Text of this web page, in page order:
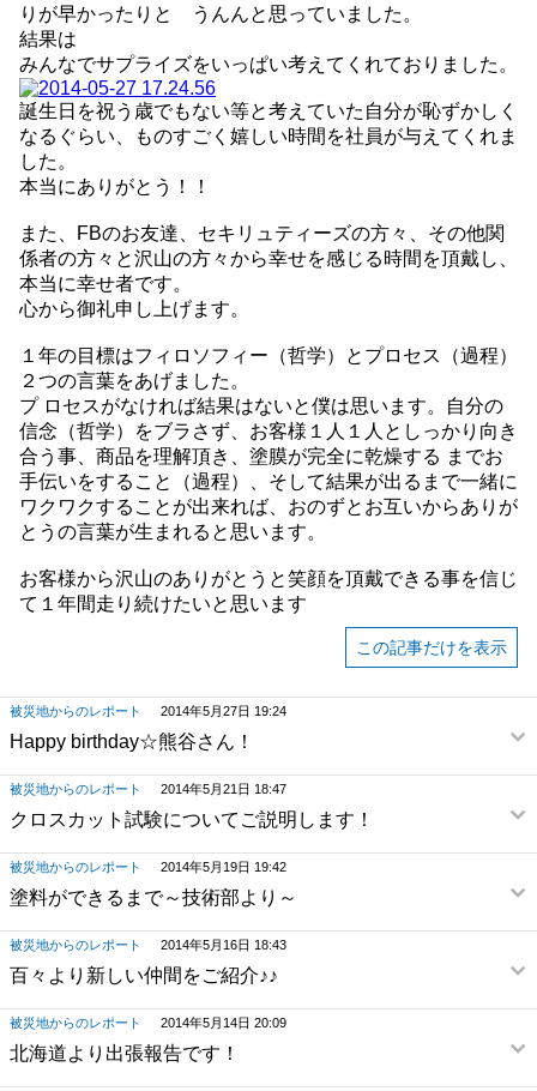
りが早かったりと うんんと思っていました。
結果は
みんなでサプライズをいっぱい考えてくれておりました。
誕生日を祝う歳でもない等と考えていた自分が恥ずかしく
なるぐらい、ものすごく嬉しい時間を社員が与えてくれま
した。
本当にありがとう！！
また、 FBのお友達、セキリュティーズの方々、その他関
係者の方々と沢山の方々から幸せを感じる時間を頂戴し、
本当に幸せ者です。
心から御礼申し上げます。
１年の目標はフィロソフィー（哲学）とプロセス（過程）
２つの言葉をあげました。
プ ロセスがなければ結果はないと僕は思います。自分の
信念（哲学）をブラさず、お客様１人１人としっかり向き
合う事、商品を理解頂き、塗膜が完全に乾燥する までお
手伝いをすること（過程）、そして結果が出るまで一緒に
ワクワクすることが出来れば、おのずとお互いからありが
とうの言葉が生まれると思います。
お客様から沢山のありがとうと笑顔を頂戴できる事を信じ
て１年間走り続けたいと思います
この記事だけを表示
被災地からのレポート 2014年5月27日 19:24
Happy birthday☆熊谷さん！
被災地からのレポート 2014年5月21日 18:47
クロスカット試験についてご説明します！
被災地からのレポート 2014年5月19日 19:42
塗料ができるまで～技術部より～
被災地からのレポート 2014年5月16日 18:43
百々より新しい仲間をご紹介♪♪
被災地からのレポート 2014年5月14日 20:09
北海道より出張報告です！